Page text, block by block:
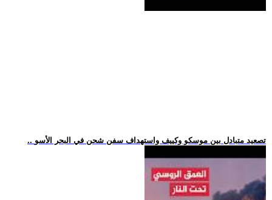
.. تصعيد متبادل بين موسكو وكييف واستهداف سفن شحن في البحر الأسو